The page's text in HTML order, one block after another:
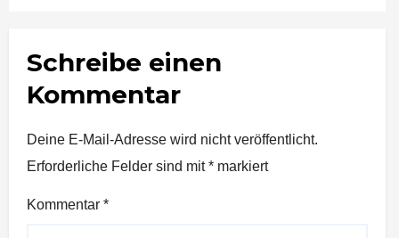
Schreibe einen
Kommentar
Deine E-Mail-Adresse wird nicht veröffentlicht.
Erforderliche Felder sind mit* markiert
Kommentar *